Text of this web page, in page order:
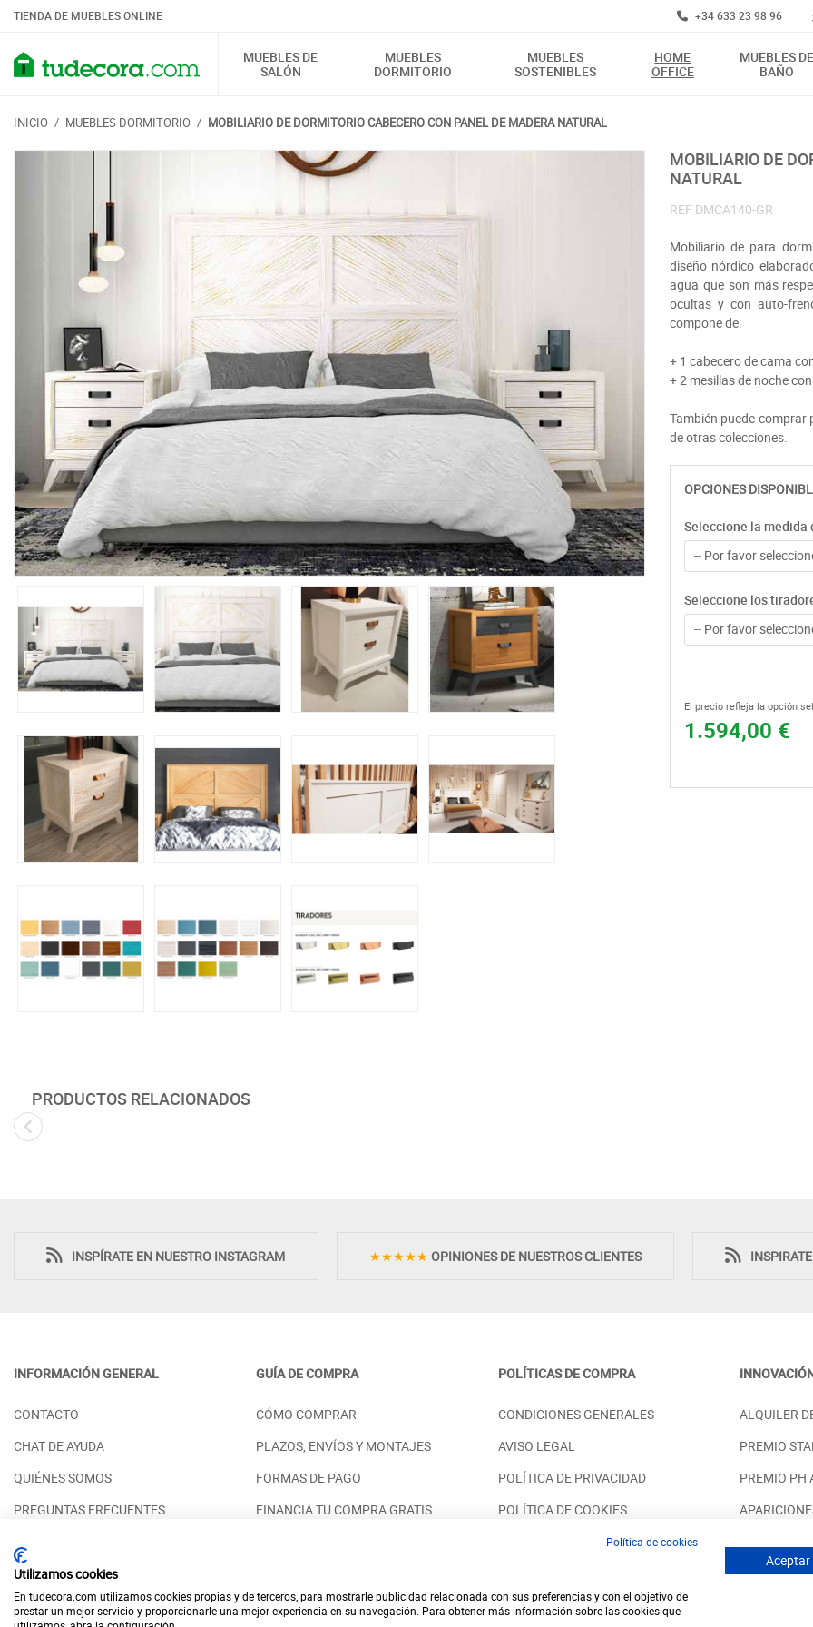
TIENDA DE MUEBLES ONLINE +34 633 23 98 96
MUEBLES DE
SALÓN
MUEBLES
DORMITORIO
MUEBLES
SOSTENIBLES
HOME
OFFICE
MUEBLES DE
BAÑO
INICIO / MUEBLES DORMITORIO / MOBILIARIO DE DORMITORIO CABECERO CON PANEL DE MADERA NATURAL
MOBILIARIO DE DORMITORIO CABECERO CON PANEL DE MADERA
NATURAL
REF DMCA140-GR
Mobiliario de para
diseño nórdico
agua que son más
ocultas y con auto-
compone de:
+ 1 cabecero de cama
+ 2 mesillas de noche
También puede
de otras colecciones.
OPCIONES
Seleccione la medida
-- Por favor
Seleccione los
-- Por favor
1.594,00 €
El precio refleja la opción
PRODUCTOS RELACIONADOS
CAJONES MADERA NATURAL
PRECIO DESDE:
CAJONES EN MADERA
PRECIO DESDE: 1.598,00 €
ESTILO NÓRDICO EN MADERA
PRECIO DESDE:
INSPÍRATE EN NUESTRO INSTAGRAM ★★★★★ OPINIONES DE NUESTROS CLIENTES
INFORMACIÓN GENERAL
CONTACTO
CHAT DE AYUDA
QUIÉNES SOMOS
PREGUNTAS FRECUENTES
GUÍA DE COMPRA
CÓMO COMPRAR
PLAZOS, ENVÍOS Y MONTAJES
FORMAS DE PAGO
FINANCIA TU COMPRA GRATIS
POLÍTICAS DE COMPRA
CONDICIONES GENERALES
AVISO LEGAL
POLÍTICA DE PRIVACIDAD
POLÍTICA DE COOKIES
ALQUILER
PREMIO
PREMIO PH
© 2026 - Desde 1998 en internet - tudecora.com tienda
Política de cookies
Utilizamos cookies
En tudecora.com utilizamos cookies propias y de terceros, para mostrarle publicidad relacionada con sus preferencias y con el objetivo de
prestar un mejor servicio y proporcionarle una mejor experiencia en su navegación. Para obtener más información sobre las cookies que